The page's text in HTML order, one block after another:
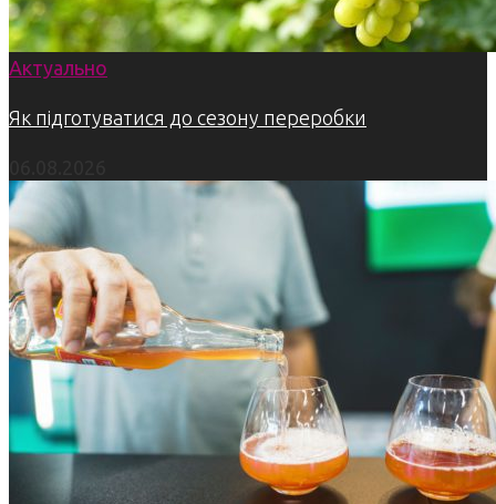
Актуально
Як підготуватися до сезону переробки